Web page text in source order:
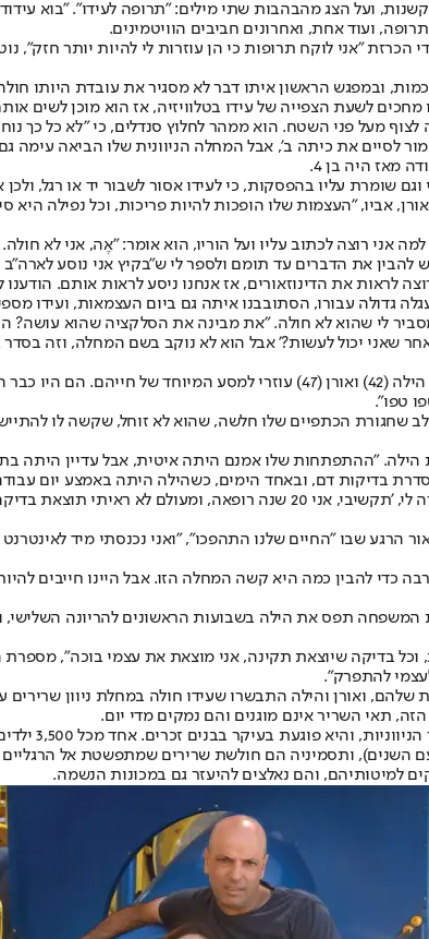
בעקשנות, ועל הצג מהבהבות שתי מילים: "תרופה לעידו".
ועוד אחת, ואחרונים חביבים הוויטמינים.
הכרזת "אני לוקח תרופות כי הן עוזרות לי להיות יותר
וחכמות, ובמפגש הראשון איתו דבר לא מסגיר את עובדת
מחכים לשעת הצפייה של עידו בטלוויזיה, אז הוא מוכן לשים
מעל פני השטח. הוא ממהר לחלוץ סנדלים, כי "לא כל כך
לסיים את כיתה ב', אבל המחלה הניוונית שלו הביאה
מאז היה בן 4.
שומרת עליו בהפסקות, כי לעידו אסור לשבור יד או רגל,
אביו, "העצמות שלו הופכות להיות פריכות, וכל נפילה היא
אני רוצה לכתוב עליו ועל הוריו, הוא אומר: "אֶה, אני לא
את הדברים עד תומם ולספר לי ש"בקיץ אני נוסע לארה"ב
לראות את הדינוזאורים, אז אנחנו ניסע לראות אותם.
גדולה עבורו, הסתובבנו איתה גם ביום העצמאות, ועידו
שאני יכול לעשות?' אבל הוא לא נוקב בשם המחלה, וזה בסדר
לב שחגורת הכתפיים שלו חלשה, שהוא לא זוחל, שקשה לו
הילה. "ההתפתחות שלו אמנם היתה איטית, אבל עדיין היתה
בדיקות דם, ובאחד הימים, כשהילה היתה באמצע יום
הרגע שבו "החיים שלנו התהפכו", "ואני נכנסתי מיד
כדי להבין כמה היא קשה המחלה הזו. אבל היינו חייבים
המשפחה תפס את הילה בשבועות הראשונים להריונה
בדיקה שיוצאת תקינה, אני מוצאת את עצמי בוכה", מספרת
להתפרק".
ואורן והילה התבשרו שעידו חולה במחלת ניוון
תאי השריר אינם מוגנים והם נמקים מדי יום.
אחד מכל 3,500 ילדים בעולם נולד חולה דושן, ובישראל חיים כ־300 חולים במחלה, כולם בנים.
למיטותיהם, והם נאלצים להיעזר גם במכונות הנשמה.